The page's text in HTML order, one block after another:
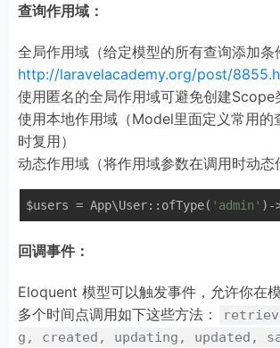
查询作用域：
全局作用域（给定模型的所有查询添加条
http://laravelacademy.org/post/
使用匿名的全局作用域可避免创建Scope
使用本地作用域（Model里面定义常用的
时复用）
动态作用域（将作用域参数在调用时动态
$users = App\User::ofType( 'admin'
回调事件：
Eloquent 模型可以触发事件，允许你在
多个时间点调用如下这些方法：
g, created, updating, updated,